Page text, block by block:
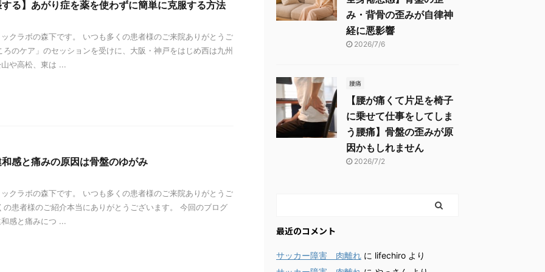
る】あがり症を薬を使わずに簡単に克服する方法
クラボの森下です。 いつも多くの患者様のご来院ありがとうご
のケア」のセッションを受けに、大阪・神戸をはじめ西は九州
や高松、東は ...
感と痛みの原因は骨盤のゆがみ
クラボの森下です。 いつも多くの患者様のご来院ありがとうご
患者様のご紹介本当にありがとうございます。 今回のブログ
感と痛みにつ ...
み・背骨の歪みが自律神
経に悪影響
2026/7/6
腰痛
【腰が痛くて片足を椅子
に乗せて仕事をしてしま
う腰痛】骨盤の歪みが原
因かもしれません
2026/7/2
最近のコメント
サッカー障害 肉離れ に lifechiro より